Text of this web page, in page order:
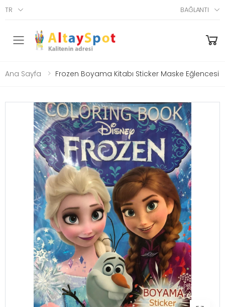
TR BAĞLANTI
Menü
Ana Sayfa Frozen Boyama Kitabı Sticker Maske Eğlencesi